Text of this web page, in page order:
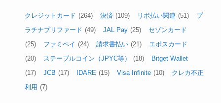
クレジットカード (264) 決済 (109) リボ払い関連 (51)
プ
ラチナプリファード (49) JAL Pay (25)
セゾンカード
(25)
ファミペイ (24) 請求書払い (21)
エポスカード
(20)
ステーブルコイン（JPYC等） (18)
Bitget Wallet
(17)
JCB (17) IDARE (15) Visa Infinite (10)
クレカ不正
利用 (7)